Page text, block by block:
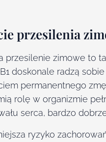
przesilenia
przesilenie zimowe to
doskonale radzą
permanentnego
rolę w organizmie
serca, bardzo
ryzyko